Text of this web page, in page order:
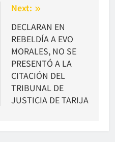
Next:
DECLARAN EN
REBELDÍA A EVO
MORALES, NO SE
PRESENTÓ A LA
CITACIÓN DEL
TRIBUNAL DE
JUSTICIA DE TARIJA